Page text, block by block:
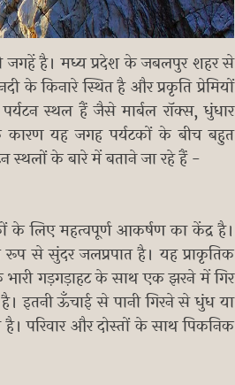
जगहें है। मध्य प्रदेश के जबलपुर शहर से
के किनारे स्थित है और प्रकृति प्रेमियों
स्थल हैं जैसे मार्बल रॉक्स, धुंधार
यह जगह पर्यटकों के बीच बहुत
के बारे में बताने जा रहे हैं -
लिए महत्वपूर्ण आकर्षण का केंद्र है।
से सुंदर जलप्रपात है। यह प्राकृतिक
भारी गड़गड़ाहट के साथ एक झरने में गिर
इतनी ऊँचाई से पानी गिरने से धुंध या
परिवार और दोस्तों के साथ पिकनिक